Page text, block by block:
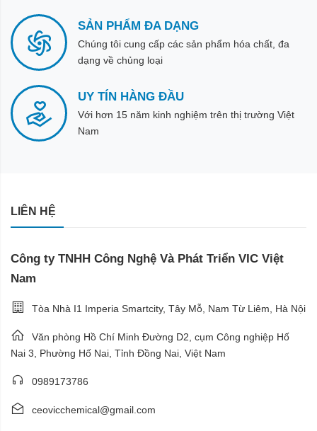
SẢN PHẨM ĐA DẠNG
Chúng tôi cung cấp các sản phẩm hóa chất, đa
dạng về chủng loại
UY TÍN HÀNG ĐẦU
Với hơn 15 năm kinh nghiệm trên thị trường Việt
Nam
LIÊN HỆ
Công ty TNHH Công Nghệ Và Phát Triển VIC Việt
Nam
Tòa Nhà I1 Imperia Smartcity, Tây Mỗ, Nam Từ Liêm, Hà Nội
Văn phòng Hồ Chí Minh Đường D2, cụm Công nghiệp Hố
Nai 3, Phường Hố Nai, Tỉnh Đồng Nai, Việt Nam
0989173786
ceovicchemical@gmail.com